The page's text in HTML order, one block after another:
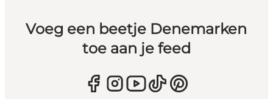
Voeg een beetje Denemarken
toe aan je feed